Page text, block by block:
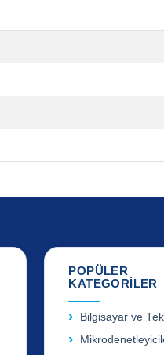
POPÜLER
KATEGORİLER
Bilgisayar ve